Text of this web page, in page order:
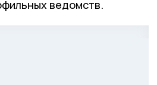
ведомств.